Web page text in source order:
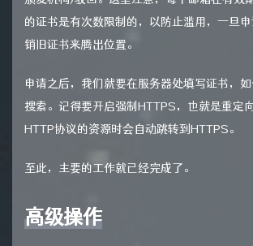
的证书是有次数限制的，以防止滥用，一旦
销旧证书来腾出位置。
申请之后，我们就要在服务器处填写证书，
搜索。记得要开启强制HTTPS，也就是重定
HTTP协议的资源时会自动跳转到HTTPS。
至此，主要的工作就已经完成了。
高级操作